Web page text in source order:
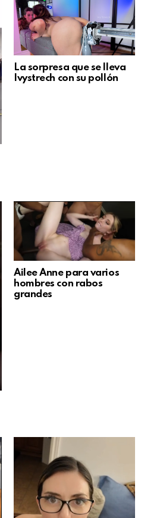
La sorpresa que se lleva
Ivystrech con su pollón
Ailee Anne para varios
hombres con rabos
grandes